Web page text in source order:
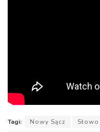
Tagi: Nowy Sącz